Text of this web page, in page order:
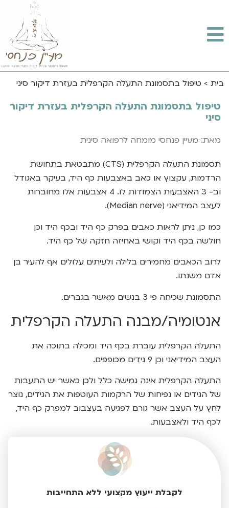
בית > טיפול בתסמונת התעלה הקרפלית בעזרת דיקור סיני
טיפול בתסמונת התעלה הקרפלית בעזרת דיקור
סיני
מאת: מעיין פנחסי מומחה לרפואה סינית
תסמונת התעלה הקרפלית (CTS) מתבטאת בתחושת
הרדמות, עקצוץ או כאב באצבעות כף היד, בעיקר באגודל
וב- 3 האצבעות הצמודות לו. 4 אצבעות אלו מחוברות
לעצב המידיאני (Median nerve).
כמו כן, ניתן לראות כאבים בפרק כף היד ובכף היד וכן
חולשה בכף היד וקושי באחיזה חזקה של כף היד.
לרוב הכאבים מחמירים בלילה ולעיתים עלולים אף להעיר בן
אדם משנתו.
התסמונת שכיחה פי 3 בנשים מאשר בגברים.
אנטומיה/מבנה התעלה הקרפלית
התעלה הקרפלית עוברת בכף היד ומכילה בתוכה את
העצב המידיאני וכן 9 גידים מכופפים.
התעלה הקרפלית אינה גמישה כלל ולכן כאשר יש התעבות
של הגידים או נפיחות של הרקמות העוטפות את הגידים, נוצר
לחץ על העצב אשר גורם לפגיעה בעצבוב למפרק כף היד,
לכף היד ולאצבעות.
לקבלת ייעוץ מקצועי ללא התחייבות